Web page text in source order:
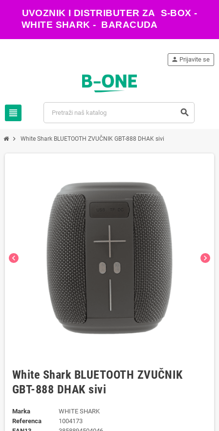
UVOZNIK I DISTRIBUTER ZA S-BOX -
WHITE SHARK - BARACUDA
view_headline search
person Prijavite se
chevron_right White Shark BLUETOOTH ZVUČNIK GBT-888 DHAK sivi
chevron_left chevron_right
White Shark BLUETOOTH ZVUČNIK
GBT-888 DHAK sivi
Marka
WHITE SHARK
Referenca
1004173